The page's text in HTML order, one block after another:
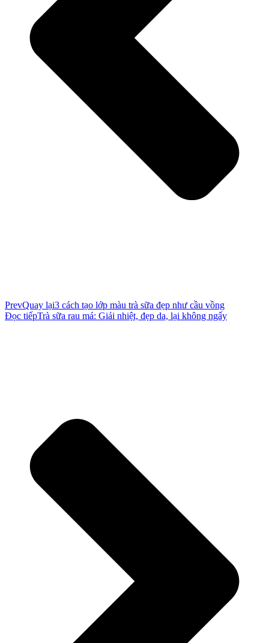
PrevQuay lại3 cách tạo lớp màu trà sữa đẹp như cầu vồng
Đọc tiếpTrà sữa rau má: Giải nhiệt, đẹp da, lại không ngấy